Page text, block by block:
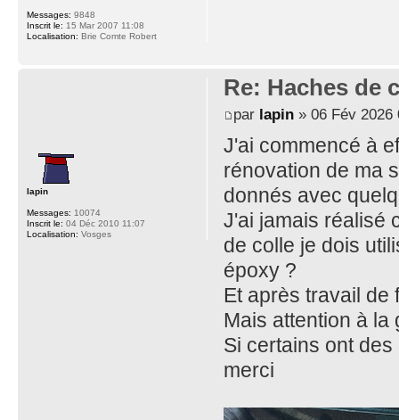
Messages: 9848
Inscrit le: 15 Mar 2007 11:08
Localisation: Brie Comte Robert
Re: Haches de
par lapin» 06 Fév 2026
J'ai commencé à
rénovation de ma
donnés avec
J'ai jamais réalisé
de colle je dois
époxy ?
Et après travail de
Mais attention à
Si certains ont
merci
lapin
Messages: 10074
Inscrit le: 04 Déc 2010 11:07
Localisation: Vosges